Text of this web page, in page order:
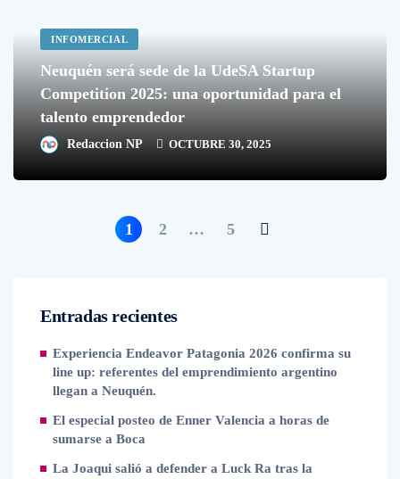
INFOMERCIAL
Neuquén será sede de la UdeSA Startup
Competition 2025: una oportunidad para el
talento emprendedor
Redaccion NP OCTUBRE 30, 2025
1 2 … 5
Entradas recientes
Experiencia Endeavor Patagonia 2026 confirma su
line up: referentes del emprendimiento argentino
llegan a Neuquén.
El especial posteo de Enner Valencia a horas de
sumarse a Boca
La Joaqui salió a defender a Luck Ra tras la